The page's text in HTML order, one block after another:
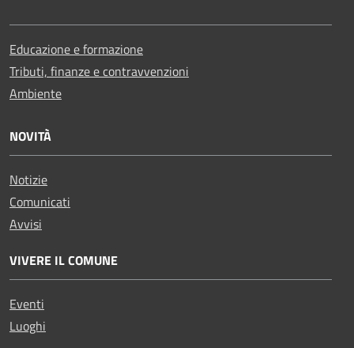
Educazione e formazione
Tributi, finanze e contravvenzioni
Ambiente
NOVITÀ
Notizie
Comunicati
Avvisi
VIVERE IL COMUNE
Eventi
Luoghi